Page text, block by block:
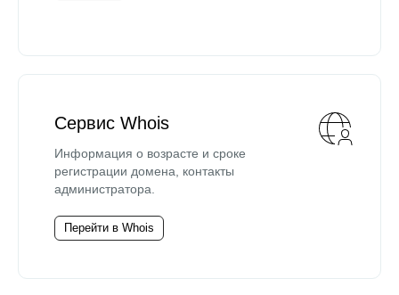
Сервис Whois
Информация о возрасте и сроке
регистрации домена, контакты
администратора.
Перейти в Whois